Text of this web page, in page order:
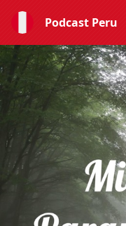
Podcast Peru